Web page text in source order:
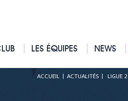
LES ÉQUIPES NEWS
ACCUEIL ACTUALITÉS LIGUE